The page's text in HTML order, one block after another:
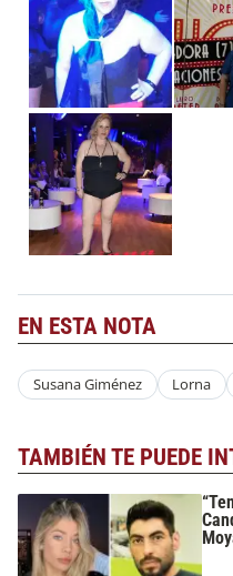
EN ESTA NOTA
Susana Giménez Lorna
TAMBIÉN TE PUEDE